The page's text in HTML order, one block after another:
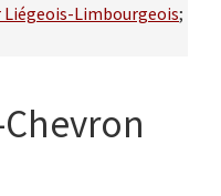
Liégeois-Limbourgeois;